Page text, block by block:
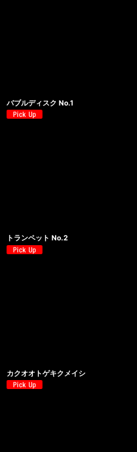
バブルディスク No.1
トランペット No.2
カクオオトゲキクメイシ